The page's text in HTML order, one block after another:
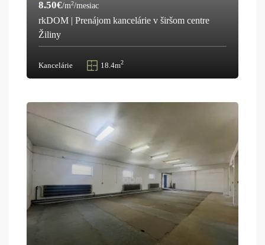
8.50€/m2/mesiac
rkDOM | Prenájom kancelárie v širšom centre
Žiliny
Kancelárie 18.4m2